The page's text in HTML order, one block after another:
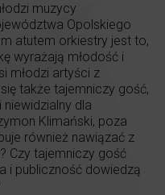
muzycy
Opolskiego
atutem orkiestry jest to,
wyrażają młodość i
młodzi artyści z
także tajemniczy gość,
dla
Klimański, poza
również nawiązać z
Czy tajemniczy gość
i publiczność dowiedzą